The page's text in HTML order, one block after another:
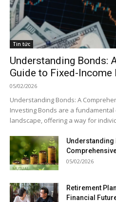
Tin tức
Understanding Bonds:
Guide to Fixed-Income
05/02/2026
Understanding Bonds: A
Investing Bonds are a
landscape, offering a way for
Understanding
05/02/2026
Retirement
Financial